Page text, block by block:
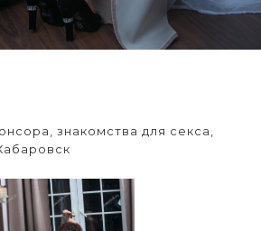
знакомства для секса,